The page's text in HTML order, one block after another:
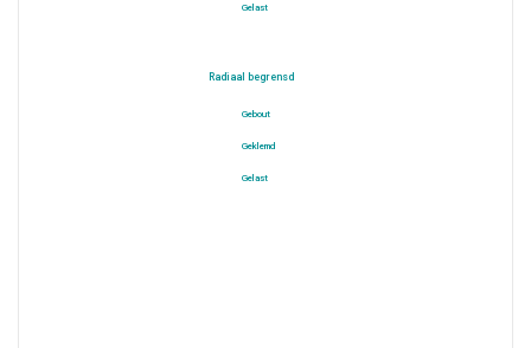
Gelast
Radiaal begrensd
Gebout
Geklemd
Gelast